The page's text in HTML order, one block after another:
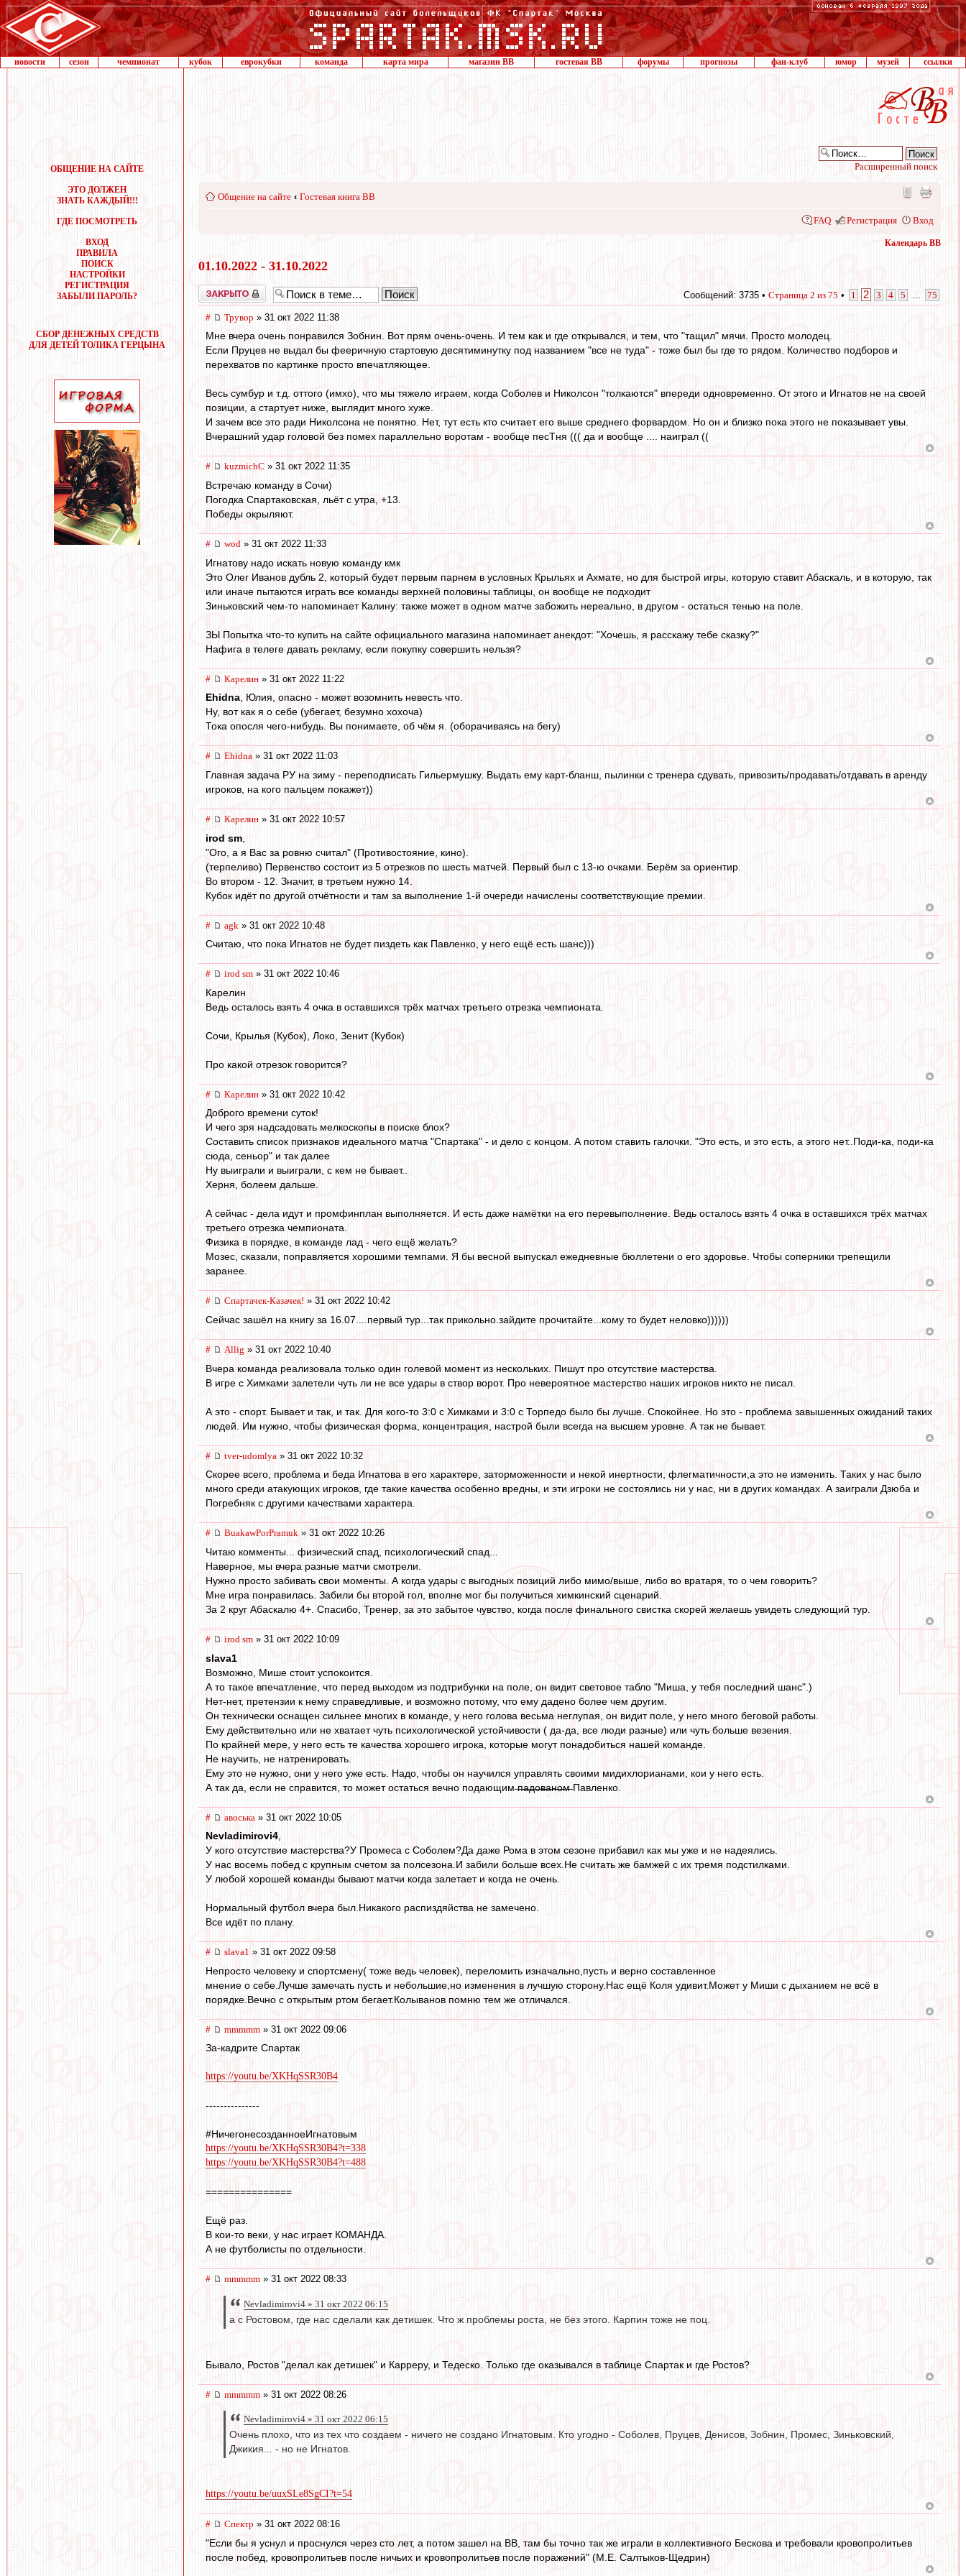
новости сезон чемпионат кубок еврокубки команда карта мира магазин ВВ гостевая ВВ форумы прогнозы фан-клуб юмор музей ссылки
ОБЩЕНИЕ НА САЙТЕ
ЭТО ДОЛЖЕН
ЗНАТЬ КАЖДЫЙ!!!
ГДЕ ПОСМОТРЕТЬ
ВХОД
ПРАВИЛА
ПОИСК
НАСТРОЙКИ
РЕГИСТРАЦИЯ
ЗАБЫЛИ ПАРОЛЬ?
СБОР ДЕНЕЖНЫХ СРЕДСТВ
ДЛЯ ДЕТЕЙ ТОЛИКА ГЕРЦЫНА
Расширенный поиск
Общение на сайте ‹ Гостевая книга ВВ
FAQ Регистрация Вход
Календарь ВВ
01.10.2022 - 31.10.2022
Закрыто Сообщений: 3735 • Страница 2 из 75 • 1 2 3 4 5 75
# Трувор » 31 окт 2022 11:38
Мне вчера очень понравился Зобнин. Вот прям очень-очень. И тем как и где открывался, и тем, что "тащил" мячи. Просто молодец.
Если Пруцев не выдал бы фееричную стартовую десятиминутку под названием "все не туда" - тоже был бы где то рядом. Количество подборов и
перехватов по картинке просто впечатляющее.
Весь сумбур и т.д. оттого (имхо), что мы тяжело играем, когда Соболев и Николсон "толкаются" впереди одновременно. От этого и Игнатов не на своей
позиции, а стартует ниже, выглядит много хуже.
И зачем все это ради Николсона не понятно. Нет, тут есть кто считает его выше среднего форвардом. Но он и близко пока этого не показывает увы.
Вчерашний удар головой без помех параллельно воротам - вообще песТня ((( да и вообще .... наиграл ((
# kuzmichC » 31 окт 2022 11:35
Встречаю команду в Сочи)
Погодка Спартаковская, льёт с утра, +13.
Победы окрыляют.
# wod » 31 окт 2022 11:33
Игнатову надо искать новую команду кмк
Это Олег Иванов дубль 2, который будет первым парнем в условных Крыльях и Ахмате, но для быстрой игры, которую ставит Абаскаль, и в которую, так
или иначе пытаются играть все команды верхней половины таблицы, он вообще не подходит
Зиньковский чем-то напоминает Калину: также может в одном матче забожить нереально, в другом - остаться тенью на поле.
ЗЫ Попытка что-то купить на сайте официального магазина напоминает анекдот: "Хочешь, я расскажу тебе сказку?"
Нафига в телеге давать рекламу, если покупку совершить нельзя?
# Карелин » 31 окт 2022 11:22
Ehidna, Юлия, опасно - может возомнить невесть что.
Ну, вот как я о себе (убегает, безумно хохоча)
Тока опосля чего-нибудь. Вы понимаете, об чём я. (оборачиваясь на бегу)
# Ehidna » 31 окт 2022 11:03
Главная задача РУ на зиму - переподписать Гильермушку. Выдать ему карт-бланш, пылинки с тренера сдувать, привозить/продавать/отдавать в аренду
игроков, на кого пальцем покажет))
# Карелин » 31 окт 2022 10:57
irod sm
"Ого, а я Вас за ровню считал" (Противостояние, кино).
(терпеливо) Первенство состоит из 5 отрезков по шесть матчей. Первый был с 13-ю очками. Берём за ориентир.
Во втором - 12. Значит, в третьем нужно 14.
Кубок идёт по другой отчётности и там за выполнение 1-й очереди начислены соответствующие премии.
# agk » 31 окт 2022 10:48
Считаю, что пока Игнатов не будет пиздеть как Павленко, у него ещё есть шанс)))
# irod sm » 31 окт 2022 10:46
Карелин
Ведь осталось взять 4 очка в оставшихся трёх матчах третьего отрезка чемпионата.
Сочи, Крылья (Кубок), Локо, Зенит (Кубок)
Про какой отрезок говорится?
# Карелин » 31 окт 2022 10:42
Доброго времени суток!
И чего зря надсадовать мелкоскопы в поиске блох?
Составить список признаков идеального матча "Спартака" - и дело с концом. А потом ставить галочки. "Это есть, и это есть, а этого нет..Поди-ка, поди-ка
сюда, сеньор" и так далее
Ну выиграли и выиграли, с кем не бывает..
Херня, болеем дальше.
А сейчас - дела идут и промфинплан выполняется. И есть даже намётки на его перевыполнение. Ведь осталось взять 4 очка в оставшихся трёх матчах
третьего отрезка чемпионата.
Физика в порядке, в команде лад - чего ещё желать?
Мозес, сказали, поправляется хорошими темпами. Я бы весной выпускал ежедневные бюллетени о его здоровье. Чтобы соперники трепещили
заранее.
# Спартачек-Казачек! » 31 окт 2022 10:42
Сейчас зашёл на книгу за 16.07....первый тур...так прикольно.зайдите прочитайте...кому то будет неловко))))))
# Allig » 31 окт 2022 10:40
Вчера команда реализовала только один голевой момент из нескольких. Пишут про отсутствие мастерства.
В игре с Химками залетели чуть ли не все удары в створ ворот. Про невероятное мастерство наших игроков никто не писал.
А это - спорт. Бывает и так, и так. Для кого-то 3:0 с Химками и 3:0 с Торпедо было бы лучше. Спокойнее. Но это - проблема завышенных ожиданий таких
людей. Им нужно, чтобы физическая форма, концентрация, настрой были всегда на высшем уровне. А так не бывает.
# tver-udomlya » 31 окт 2022 10:32
Скорее всего, проблема и беда Игнатова в его характере, заторможенности и некой инертности, флегматичности,а это не изменить. Таких у нас было
много среди атакующих игроков, где такие качества особенно вредны, и эти игроки не состоялись ни у нас, ни в других командах. А заиграли Дзюба и
Погребняк с другими качествами характера.
# BuakawPorPramuk » 31 окт 2022 10:26
Читаю комменты... физический спад, психологический спад...
Наверное, мы вчера разные матчи смотрели.
Нужно просто забивать свои моменты. А когда удары с выгодных позиций либо мимо/выше, либо во вратаря, то о чем говорить?
Мне игра понравилась. Забили бы второй гол, вполне мог бы получиться химкинский сценарий.
За 2 круг Абаскалю 4+. Спасибо, Тренер, за это забытое чувство, когда после финального свистка скорей желаешь увидеть следующий тур.
# irod sm » 31 окт 2022 10:09
slava1
Возможно, Мише стоит успокоится.
А то такое впечатление, что перед выходом из подтрибунки на поле, он видит световое табло "Миша, у тебя последний шанс".)
Нет-нет, претензии к нему справедливые, и возможно потому, что ему дадено более чем другим.
Он технически оснащен сильнее многих в команде, у него голова весьма неглупая, он видит поле, у него много беговой работы.
Ему действительно или не хватает чуть психологической устойчивости ( да-да, все люди разные) или чуть больше везения.
По крайней мере, у него есть те качества хорошего игрока, которые могут понадобиться нашей команде.
Не научить, не натренировать.
Ему это не нужно, они у него уже есть. Надо, чтобы он научился управлять своими мидихлорианами, кои у него есть.
А так да, если не справится, то может остаться вечно подающим ̶п̶а̶д̶о̶в̶а̶н̶о̶м̶ Павленко.
# авоська » 31 окт 2022 10:05
Nevladimirovi4
У кого отсутствие мастерства?У Промеса с Соболем?Да даже Рома в этом сезоне прибавил как мы уже и не надеялись.
У нас восемь побед с крупным счетом за полсезона.И забили больше всех.Не считать же бамжей с их тремя подстилками.
У любой хорошей команды бывают матчи когда залетает и когда не очень.
Нормальный футбол вчера был.Никакого распиздяйства не замечено.
Все идёт по плану.
# slava1 » 31 окт 2022 09:58
Непросто человеку и спортсмену( тоже ведь человек), переломить изначально,пусть и верно составленное
мнение о себе.Лучше замечать пусть и небольшие,но изменения в лучшую сторону.Нас ещё Коля удивит.Может у Миши с дыханием не всё в
порядке.Вечно с открытым ртом бегает.Колыванов помню тем же отличался.
# mmmmm » 31 окт 2022 09:06
За-кадрите Спартак
https://youtu.be/XKHqSSR30B4
---------------
#НичегонесозданноеИгнатовым
https://youtu.be/XKHqSSR30B4?t=338
https://youtu.be/XKHqSSR30B4?t=488
===============
Ещё раз.
В кои-то веки, у нас играет КОМАНДА.
А не футболисты по отдельности.
# mmmmm » 31 окт 2022 08:33
Nevladimirovi4 » 31 окт 2022 06:15
а с Ростовом, где нас сделали как детишек. Что ж проблемы роста, не без этого. Карпин тоже не поц.
Бывало, Ростов "делал как детишек" и Карреру, и Тедеско. Только где оказывался в таблице Спартак и где Ростов?
# mmmmm » 31 окт 2022 08:26
Nevladimirovi4 » 31 окт 2022 06:15
Очень плохо, что из тех что создаем - ничего не создано Игнатовым. Кто угодно - Соболев, Пруцев, Денисов, Зобнин, Промес, Зиньковский,
Джикия... - но не Игнатов.
https://youtu.be/uuxSLe8SgCI?t=54
# Спектр » 31 окт 2022 08:16
"Если бы я уснул и проснулся через сто лет, а потом зашел на ВВ, там бы точно так же играли в коллективного Бескова и требовали кровопролитьев
после побед, кровопролитьев после ничьих и кровопролитьев после поражений" (М.Е. Салтыков-Щедрин)